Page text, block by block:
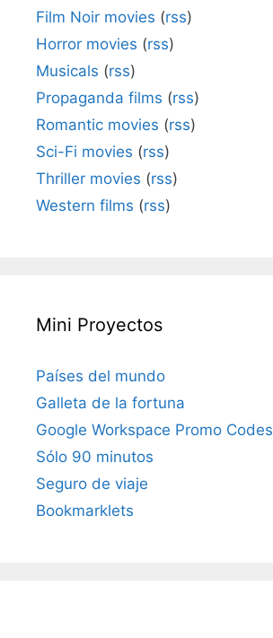
Film Noir movies (rss)
Horror movies (rss)
Musicals (rss)
Propaganda films (rss)
Romantic movies (rss)
Sci-Fi movies (rss)
Thriller movies (rss)
Western films (rss)
Mini Proyectos
Países del mundo
Galleta de la fortuna
Google Workspace Promo Codes
Sólo 90 minutos
Seguro de viaje
Bookmarklets